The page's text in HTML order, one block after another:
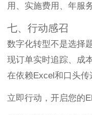
用、实施费用、年服务
七、行动感召
数字化转型不是选择
现订单实时追踪、成
在依赖Excel和口头传
立即行动，开启您的